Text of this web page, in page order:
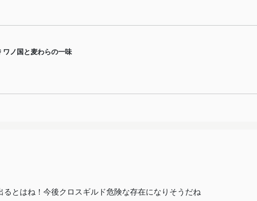
ワノ国と麦わらの一味
とはね！今後クロスギルド危険な存在になりそうだね